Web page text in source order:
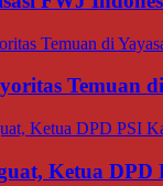
Temuan
Ketua